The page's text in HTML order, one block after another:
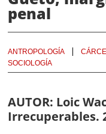
penal
ANTROPOLOGÍA
SOCIOLOGÍA
AUTOR: Loic
Irrecuperables.